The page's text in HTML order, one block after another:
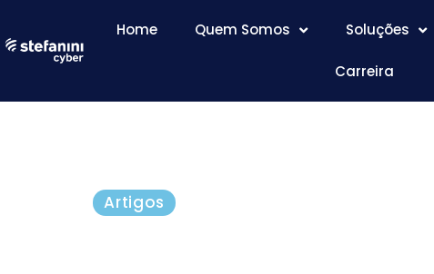
Home Quem Somos Soluções
Carreira
Artigos